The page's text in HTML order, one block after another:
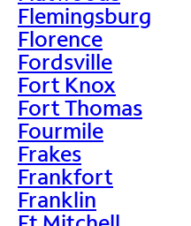
Flemingsburg
Florence
Fordsville
Fort Knox
Fort Thomas
Fourmile
Frakes
Frankfort
Franklin